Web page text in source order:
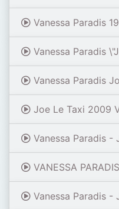
Vanessa Paradis 1988 02 23
Vanessa Paradis
Vanessa Paradis Joe
Joe Le Taxi 2009
Vanessa Paradis -
VANESSA PARADIS - Joe
Vanessa Paradis -